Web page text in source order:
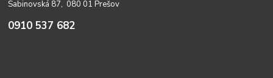
Sabinovská 87, 080 01 Prešov
0910 537 682